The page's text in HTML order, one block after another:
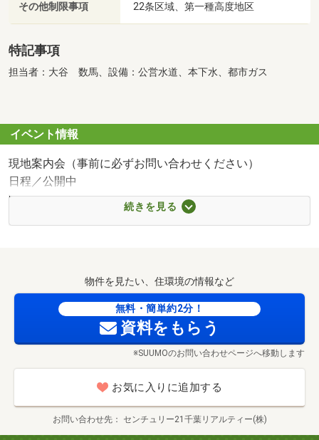
その他制限事項 22条区域、第一種高度地区
特記事項
担当者：大谷 数馬、設備：公営水道、本下水、都市ガス
イベント情報
現地案内会（事前に必ずお問い合わせください）
日程／公開中
時間／9:30～19:00
◇貴重なお時間の中で、ご希望の情報をご案内いたします
おおよその所要時間や内容は、下記をご覧ください。
＊現地/現地見学（30分～）
＊ご希望条件のご相談（30分～）
＊資金計画のご相談（30分～）
＊会社の強みのご紹介（30分～）
ご自宅へお迎えはもちろん（無料）・最寄の駅等など・ご
指定場所でお待ち合わせからのご案内も可能です。弊社へ
続きを見る
物件を見たい、住環境の情報など
無料・簡単約2分！
資料をもらう
※SUUMOのお問い合わせページへ移動します
お気に入りに追加する
お問い合わせ先 センチュリー21千葉リアルティー(株)